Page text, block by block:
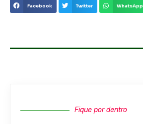
Facebook Twitter WhatsApp
Fique por dentro